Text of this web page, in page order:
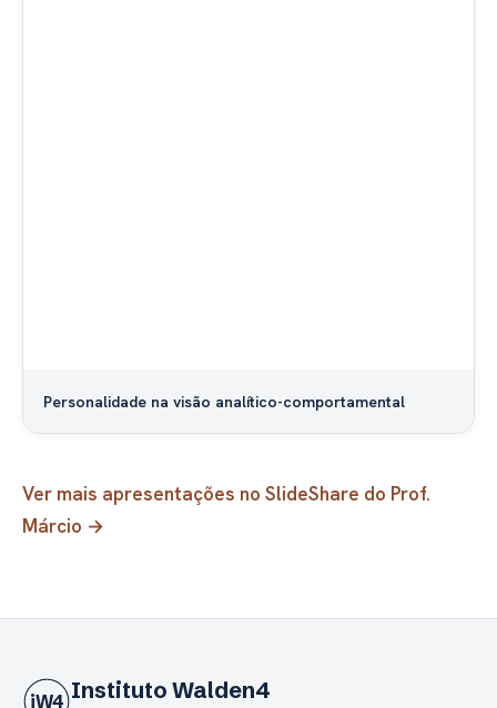
Personalidade na visão analítico-comportamental
Ver mais apresentações no SlideShare do Prof.
Márcio →
iW4 Instituto Walden4